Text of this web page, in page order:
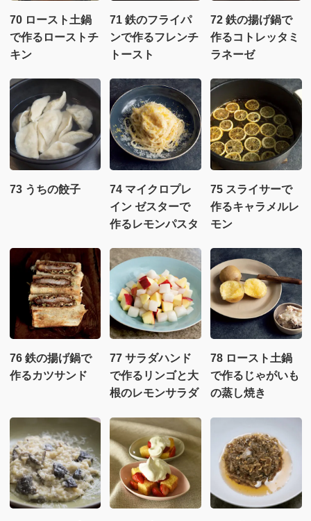
70 ロースト土鍋
で作るローストチ
キン
71 鉄のフライパ
ンで作るフレンチ
トースト
72 鉄の揚げ鍋で
作るコトレッタミ
ラネーゼ
73 うちの餃子
74 マイクロプレ
イン ゼスターで
作るレモンパスタ
75 スライサーで
作るキャラメルレ
モン
76 鉄の揚げ鍋で
作るカツサンド
77 サラダハンド
で作るリンゴと大
根のレモンサラダ
78 ロースト土鍋
で作るじゃがいも
の蒸し焼き